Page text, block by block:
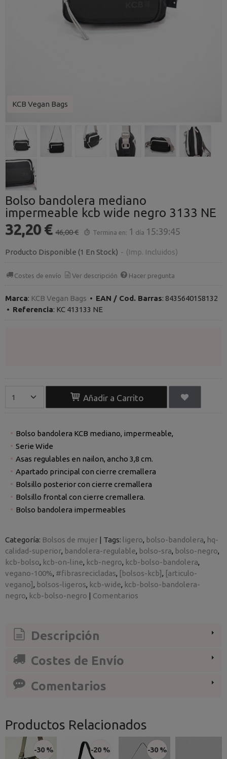
KCB Vegan Bags
Bolso bandolera mediano
impermeable kcb wide negro 3133 NE
32,20 € 46,00 € Termina en: 1 día 15:39:45
Producto Disponible (1 En Stock) - (Imp. Incluidos)
Costes de envío Ver descripción Hacer pregunta
Marca: KCB Vegan Bags • EAN / Cod. Barras: 8435640158132
• Referencia: KC 413133 NE
Añadir a Carrito
Bolso bandolera KCB mediano, impermeable,
Serie Wide
Asas regulables en nailon, ancho 3,8 cm.
Apartado principal con cierre cremallera
Bolsillo posterior con cierre cremallera
Bolsillo frontal con cierre cremallera.
Bolso bandolera impermeables
Categoría: Bolsos de mujer | Tags: ligero bolso-bandolera hq-
calidad-superior bandolera-regulable bolso-sra bolso-negro
kcb-bolso kcb-on-line kcb-negro kcb-bolso-bandolera
vegano-100% #fibrasrecicladas [bolsos-kcb]
[articulo-
vegano]
bolsos-ligeros kcb-wide kcb-bolso-bandolera-
negro kcb-bolso-negro | Comentarios
Descripción
Costes de Envío
Comentarios
Productos Relacionados
-30 % -20 % -30 %